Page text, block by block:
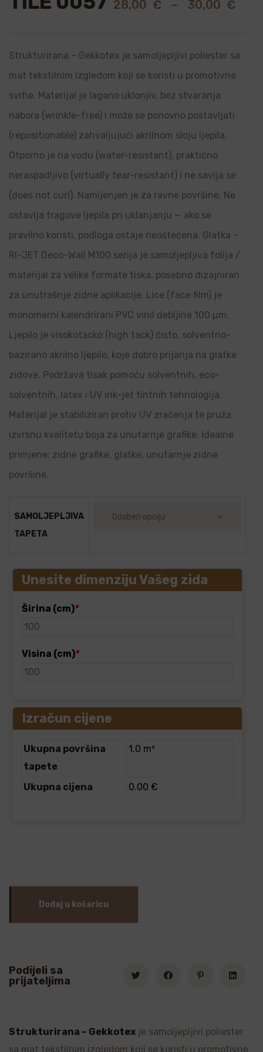
28,00 € – 30,00 €
Strukturirana – Gekkotex je samoljepljivi poliester sa
mat tekstilnim izgledom koji se koristi u promotivne
svrhe. Materijal je lagano uklonjiv, bez stvaranja
nabora (wrinkle-free) i može se ponovno postavljati
(repositionable) zahvaljujući akrilnom sloju ljepila.
Otporno je na vodu (water-resistant), praktično
neraspadljivo (virtually tear-resistant) i ne savija se
(does not curl). Namijenjen je za ravne površine. Ne
ostavlja tragove ljepila pri uklanjanju — ako se
pravilno koristi, podloga ostaje neoštećena. Glatka –
RI-JET Deco-Wall M100 serija je samoljepljiva folija /
materijal za velike formate tiska, posebno dizajniran
za unutrašnje zidne aplikacije. Lice (face film) je
monomerni kalendrirani PVC vinil debljine 100 µm.
Ljepilo je visokotacko (high tack) čisto, solventno-
bazirano akrilno ljepilo, koje dobro prijanja na glatke
zidove. Podržava tisak pomoću solventnih, eco-
solventnih, latex i UV ink-jet tintnih tehnologija.
Materijal je stabiliziran protiv UV zračenja te pruža
izvrsnu kvalitetu boja za unutarnje grafike. Idealne
primjene: zidne grafike, glatke, unutarnje zidne
površine.
SAMOLJEPLJIVA
TAPETA
Unesite dimenziju Vašeg zida
Širina (cm)*
Visina (cm)*
Izračun cijene
Ukupna površina
tapete
1.0 m²
Ukupna cijena 0.00 €
Dodaj u košaricu
Podijeli sa
prijateljima
Strukturirana – Gekkotex je samoljepljivi poliester
sa mat tekstilnim izgledom koji se koristi u promotivne